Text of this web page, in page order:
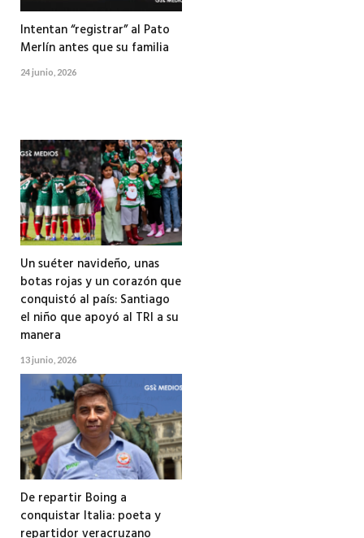
Intentan “registrar” al Pato
Merlín antes que su familia
24 junio, 2026
Un suéter navideño, unas
botas rojas y un corazón que
conquistó al país: Santiago
el niño que apoyó al TRI a su
manera
13 junio, 2026
De repartir Boing a
conquistar Italia: poeta y